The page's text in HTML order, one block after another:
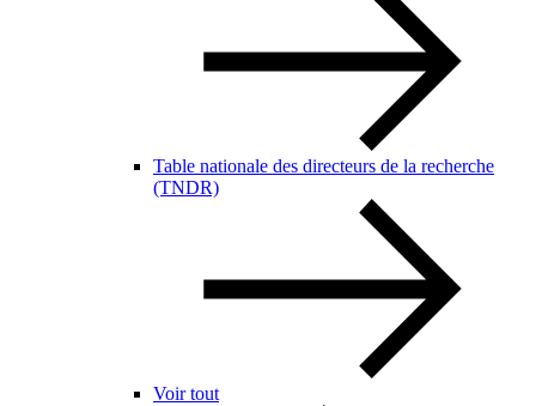
Table nationale des directeurs de la recherche
(TNDR)
Voir tout